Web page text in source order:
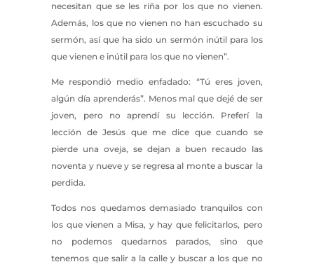
necesitan que se les riña por los que no vienen.
Además, los que no vienen no han escuchado su
sermón, así que ha sido un sermón inútil para los
que vienen e inútil para los que no vienen”.
Me respondió medio enfadado: “Tú eres joven,
algún día aprenderás”. Menos mal que dejé de ser
joven, pero no aprendí su lección. Preferí la
lección de Jesús que me dice que cuando se
pierde una oveja, se dejan a buen recaudo las
noventa y nueve y se regresa al monte a buscar la
perdida.
Todos nos quedamos demasiado tranquilos con
los que vienen a Misa, y hay que felicitarlos, pero
no podemos quedarnos parados, sino que
tenemos que salir a la calle y buscar a los que no